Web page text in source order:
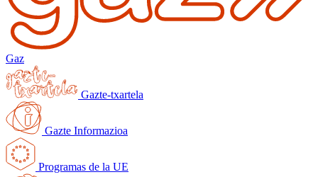
Gaz
Gazte-txartela
Gazte Informazioa
Programas de la UE